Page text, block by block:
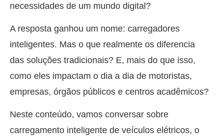
necessidades de um mundo digital?
A resposta ganhou um nome: carregadores
inteligentes. Mas o que realmente os diferencia
das soluções tradicionais? E, mais do que isso,
como eles impactam o dia a dia de motoristas,
empresas, órgãos públicos e centros acadêmicos?
Neste conteúdo, vamos conversar sobre
carregamento inteligente de veículos elétricos, o